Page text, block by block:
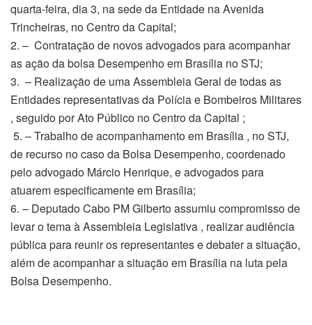
quarta-feira, dia 3, na sede da Entidade na Avenida
Trincheiras, no Centro da Capital;
2. – Contratação de novos advogados para acompanhar
as ação da bolsa Desempenho em Brasília no STJ;
3. – Realização de uma Assembleia Geral de todas as
Entidades representativas da Polícia e Bombeiros Militares
, seguido por Ato Público no Centro da Capital ;
5. – Trabalho de acompanhamento em Brasília , no STJ,
de recurso no caso da Bolsa Desempenho, coordenado
pelo advogado Márcio Henrique, e advogados para
atuarem especificamente em Brasília;
6. – Deputado Cabo PM Gilberto assumiu compromisso de
levar o tema à Assembleia Legislativa , realizar audiência
pública para reunir os representantes e debater a situação,
além de acompanhar a situação em Brasília na luta pela
Bolsa Desempenho.